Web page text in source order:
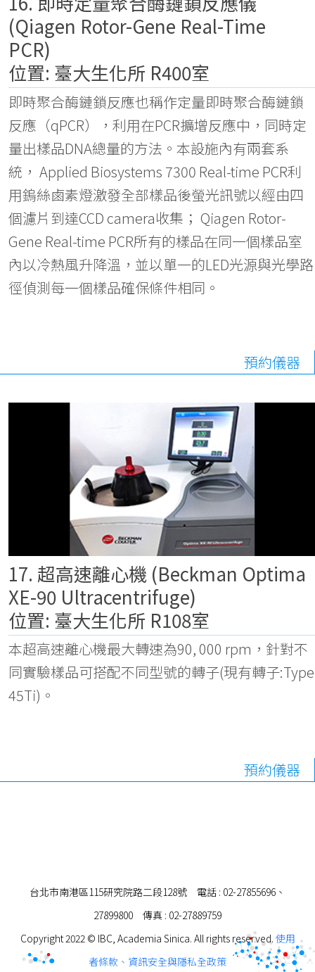
(Qiagen Rotor-Gene Real-Time
PCR)
位置: 臺大生化所 R400室
即時聚合酶鏈鎖反應也稱作定量即時聚合酶鏈鎖
反應（qPCR），利用在PCR擴增反應中，同時定
量出樣品DNA總量的方法。本設施內有兩套系
統， Applied Biosystems 7300 Real-time PCR利
用鎢絲鹵素燈激發全部樣品後螢光訊號以經由四
個濾片到達CCD camera收集； Qiagen Rotor-
Gene Real-time PCR所有的樣品在同一個樣品室
內以冷熱風升降溫，並以單一的LED光源與光學路
徑偵測每一個樣品確保條件相同。
預約儀器
17. 超高速離心機 (Beckman Optima
XE-90 Ultracentrifuge)
位置: 臺大生化所 R108室
本超高速離心機最大轉速為90, 000 rpm，針對不
同實驗樣品可搭配不同型號的轉子(現有轉子:Type
45Ti)。
預約儀器
台北市南港區115研究院路二段128號 電話 : 02-27855696、
27899800 傳真 : 02-27889759
Copyright 2022 © IBC, Academia Sinica. All rights reserved. 使用
者條款、資訊安全與隱私全政策